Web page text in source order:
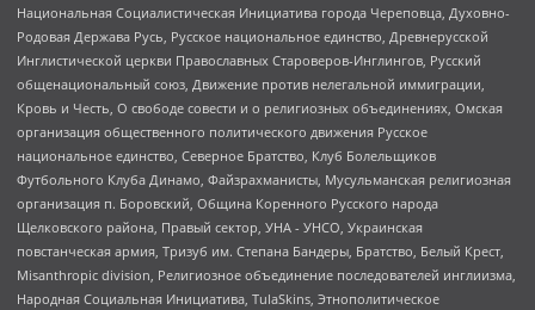
Национальная Социалистическая Инициатива города Череповца, Духовно-
Родовая Держава Русь, Русское национальное единство, Древнерусской
Инглистической церкви Православных Староверов-Инглингов, Русский
общенациональный союз, Движение против нелегальной иммиграции,
Кровь и Честь, О свободе совести и о религиозных объединениях, Омская
организация общественного политического движения Русское
национальное единство, Северное Братство, Клуб Болельщиков
Футбольного Клуба Динамо, Файзрахманисты, Мусульманская религиозная
организация п. Боровский, Община Коренного Русского народа
Щелковского района, Правый сектор, УНА - УНСО, Украинская
повстанческая армия, Тризуб им. Степана Бандеры, Братство, Белый Крест,
Misanthropic division, Религиозное объединение последователей инглиизма,
Народная Социальная Инициатива, TulaSkins, Этнополитическое